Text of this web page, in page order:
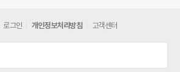
로그인 개인정보처리방침 고객센터